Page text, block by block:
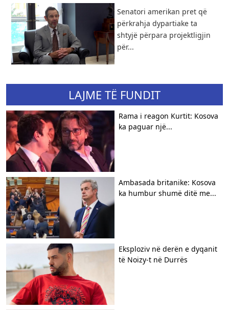
Senatori amerikan pret që
përkrahja dypartiake ta
shtyjë përpara projektligjin
për...
LAJME TË FUNDIT
Rama i reagon Kurtit: Kosova
ka paguar një...
Ambasada britanike: Kosova
ka humbur shumë ditë me...
Eksploziv në derën e dyqanit
të Noizy-t në Durrës